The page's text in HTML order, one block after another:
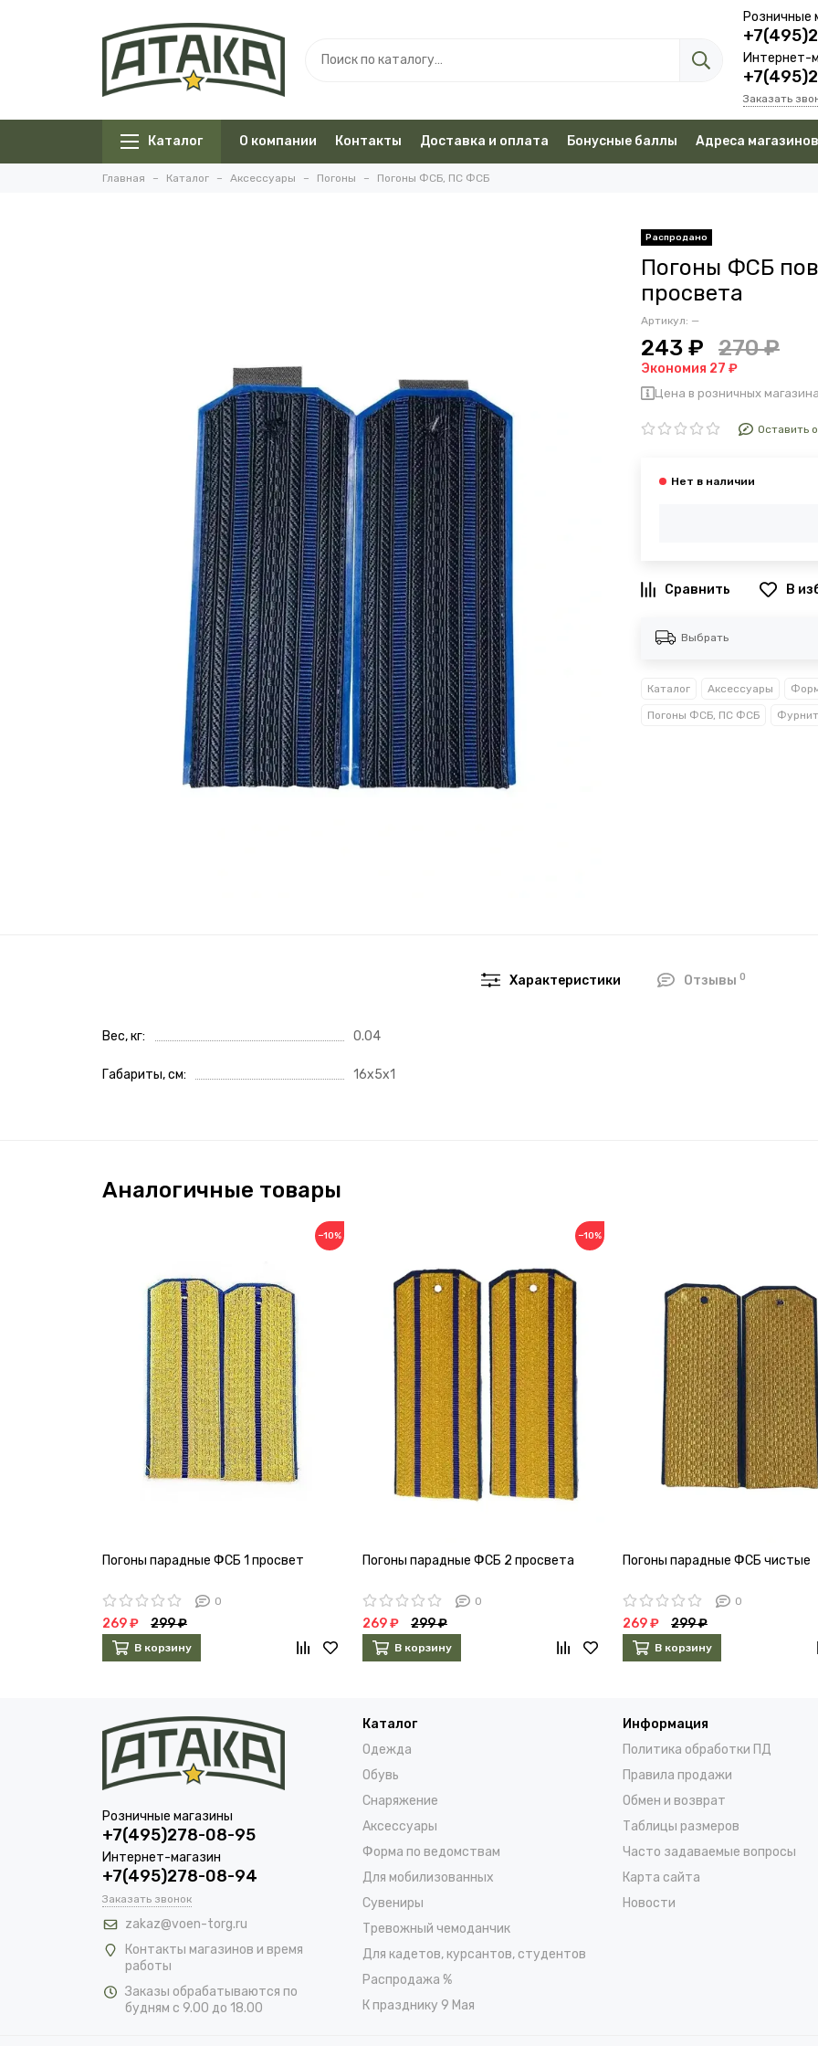
Розничные
Интернет-
Заказать
Каталог О компании Контакты Доставка и оплата Бонусные баллы Адреса магазинов
Главная Каталог Аксессуары Погоны Погоны ФСБ, ПС ФСБ
Погоны ФСБ
просвета
Артикул: —
243 ₽ 270 ₽
Экономия 27 ₽
Цена в розничных
Оставить
В
Выбрать
Каталог Аксессуары
Погоны ФСБ, ПС ФСБ
Характеристики Отзывы 0
Вес, кг 0.04
Габариты, см 16x5x1
Аналогичные товары
−10%
Погоны парадные ФСБ 1 просвет
0
269 ₽ 299 ₽
В корзину
−10%
Погоны парадные ФСБ 2 просвета
0
269 ₽ 299 ₽
В корзину
Погоны парадные ФСБ чистые
0
269 ₽ 299 ₽
В корзину
Розничные магазины
+7(495)278-08-95
Интернет-магазин
+7(495)278-08-94
Заказать звонок
zakaz@voen-torg.ru
Контакты магазинов и время
работы
Заказы обрабатываются по
будням с 9.00 до 18.00
Каталог
Одежда
Обувь
Снаряжение
Аксессуары
Форма по ведомствам
Для мобилизованных
Сувениры
Тревожный чемоданчик
Для кадетов, курсантов, студентов
Распродажа %
К празднику 9 Мая
Информация
Политика обработки ПД
Правила продажи
Обмен и возврат
Таблицы размеров
Часто задаваемые вопросы
Карта сайта
Новости